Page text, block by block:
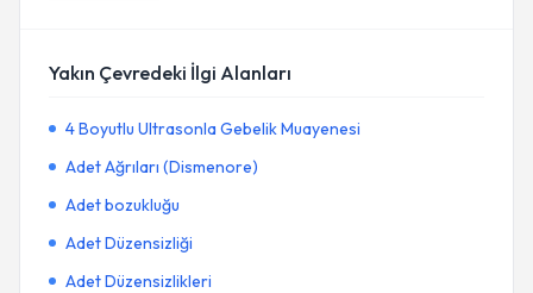
Yakın Çevredeki İlgi Alanları
4 Boyutlu Ultrasonla Gebelik Muayenesi
Adet Ağrıları (Dismenore)
Adet bozukluğu
Adet Düzensizliği
Adet Düzensizlikleri